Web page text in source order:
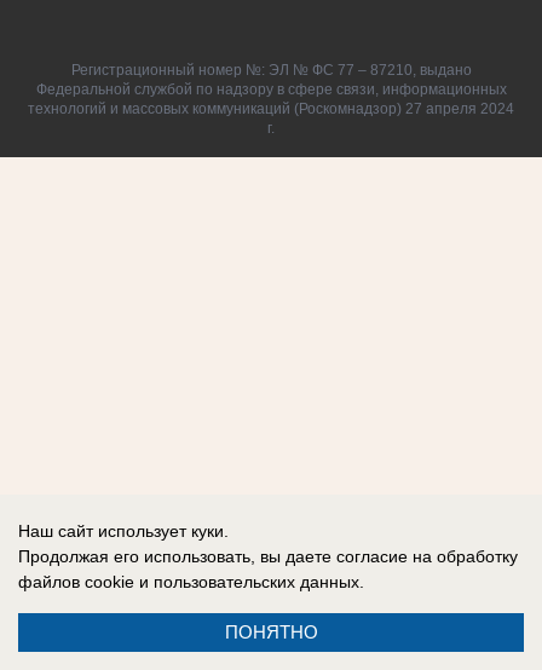
Регистрационный номер №: ЭЛ № ФС 77 – 87210, выдано
Федеральной службой по надзору в сфере связи, информационных
технологий и массовых коммуникаций (Роскомнадзор) 27 апреля 2024
г.
Наш сайт использует куки.
Продолжая его использовать, вы даете согласие на обработку
файлов cookie и пользовательских данных.
ПОНЯТНО